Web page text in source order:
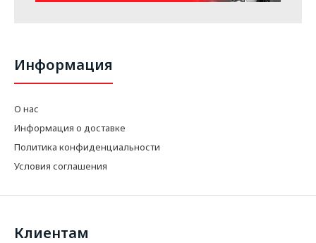
Информация
О нас
Информация о доставке
Политика конфиденциальности
Условия соглашения
Клиентам